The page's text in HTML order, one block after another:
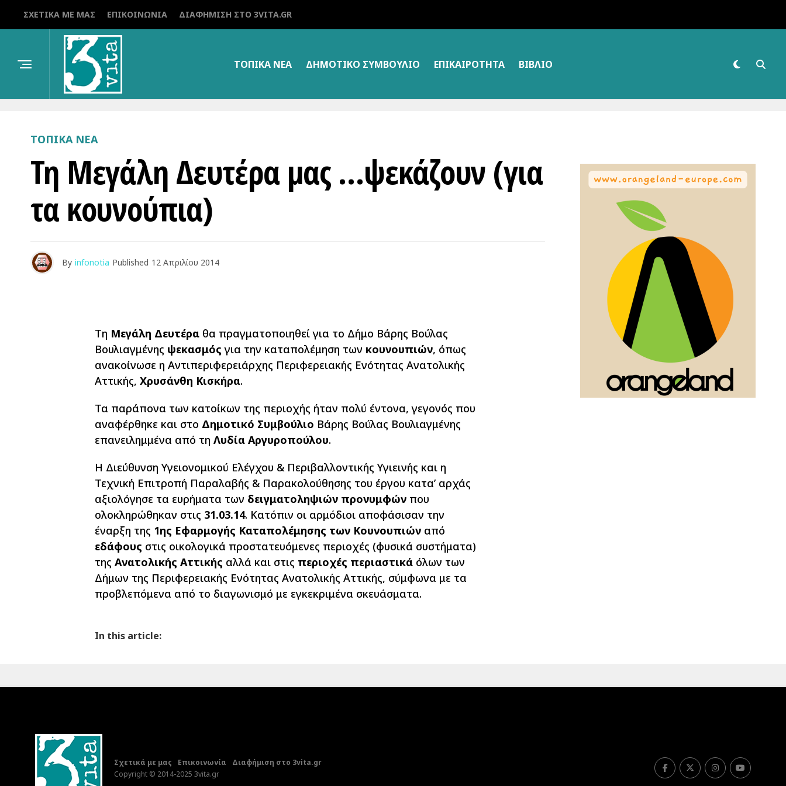
ΣΧΕΤΙΚΆ ΜΕ ΜΑΣ ΕΠΙΚΟΙΝΩΝΊΑ ΔΙΑΦΉΜΙΣΗ ΣΤΟ 3VITA.GR
ΤΟΠΙΚΑ ΝΕΑ ΔΗΜΟΤΙΚΌ ΣΥΜΒΟΎΛΙΟ ΕΠΙΚΑΙΡΌΤΗΤΑ ΒΙΒΛΊΟ
ΤΟΠΙΚΑ ΝΕΑ
Τη Μεγάλη Δευτέρα μας …ψεκάζουν (για
τα κουνούπια)
By infonotia Published 12 Απριλίου 2014
Τη Μεγάλη Δευτέρα θα πραγματοποιηθεί για το Δήμο Βάρης Βούλας
Βουλιαγμένης ψεκασμός για την καταπολέμηση των κουνουπιών, όπως
ανακοίνωσε η Αντιπεριφερειάρχης Περιφερειακής Ενότητας Ανατολικής
Αττικής, Χρυσάνθη Κισκήρα.
Τα παράπονα των κατοίκων της περιοχής ήταν πολύ έντονα, γεγονός που
αναφέρθηκε και στο Δημοτικό Συμβούλιο Βάρης Βούλας Βουλιαγμένης
επανειλημμένα από τη Λυδία Αργυροπούλου.
Η Διεύθυνση Υγειονομικού Ελέγχου & Περιβαλλοντικής Υγιεινής και η
Τεχνική Επιτροπή Παραλαβής & Παρακολούθησης του έργου κατα’ αρχάς
αξιολόγησε τα ευρήματα των δειγματοληψιών προνυμφών που
ολοκληρώθηκαν στις 31.03.14. Κατόπιν οι αρμόδιοι αποφάσισαν την
έναρξη της 1ης Εφαρμογής Καταπολέμησης των Κουνουπιών από
εδάφους στις οικολογικά προστατευόμενες περιοχές (φυσικά συστήματα)
της Ανατολικής Αττικής αλλά και στις περιοχές περιαστικά όλων των
Δήμων της Περιφερειακής Ενότητας Ανατολικής Αττικής, σύμφωνα με τα
προβλεπόμενα από το διαγωνισμό με εγκεκριμένα σκευάσματα.
In this article:
Σχετικά με μας Επικοινωνία
Διαφήμιση στο 3vita.gr
Copyright © 2014-2025 3vita.gr